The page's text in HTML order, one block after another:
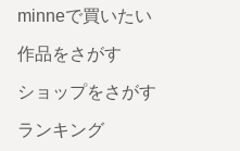
minneで買いたい
作品をさがす
ショップをさがす
ランキング